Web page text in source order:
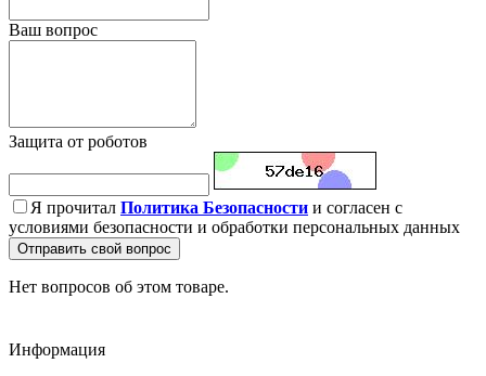
Ваш вопрос
Защита от роботов
Я прочитал Политика Безопасности и согласен с
условиями безопасности и обработки персональных данных
Отправить свой вопрос
Нет вопросов об этом товаре.
Информация